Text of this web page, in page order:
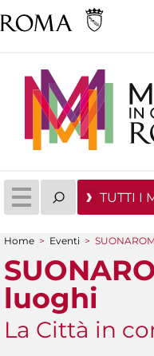
TUTTI I
Tu sei qui
Home > Eventi >
luoghi
La Città in